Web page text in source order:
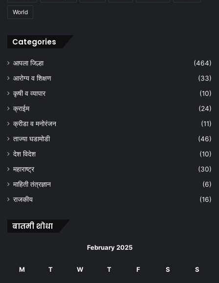
World
Categories
आपला जिल्हा
(464)
आरोग्य व शिक्षण
(33)
कृषी व व्यापार
(10)
क्राईम
(24)
क्रीडा व मनोरंजन
(11)
ताज्या घडामोडी
(46)
देश विदेश
(10)
महाराष्ट्र
(30)
माहिती तंत्रज्ञान
(6)
राजकीय
(16)
बातमी शोधा
February 2025
M T W T F S S